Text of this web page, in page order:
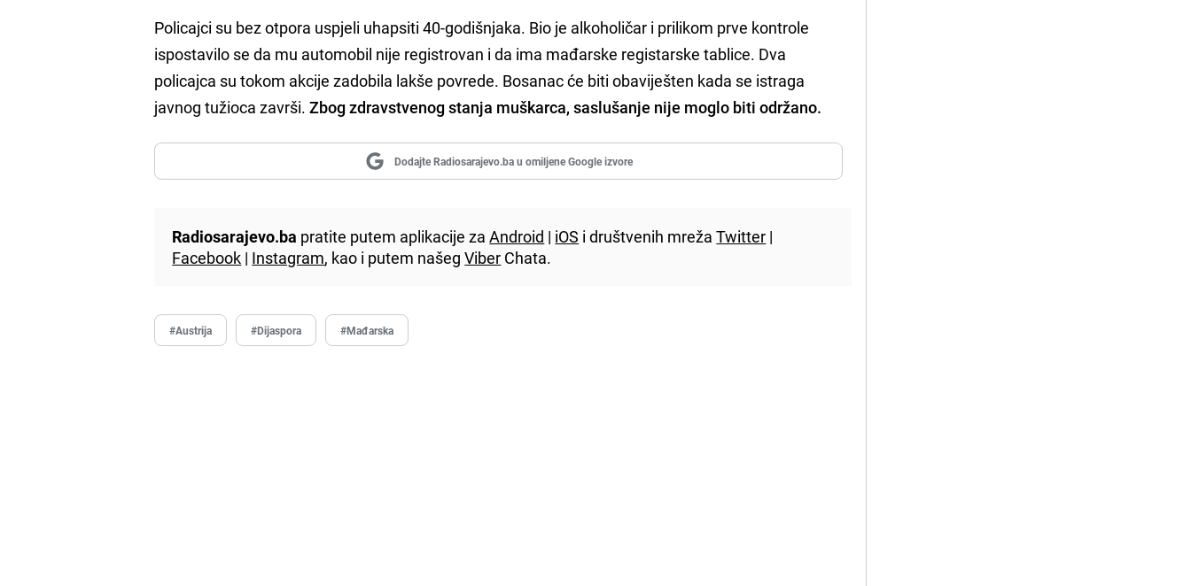
Policajci su bez otpora uspjeli uhapsiti 40-godišnjaka. Bio je alkoholičar i prilikom prve kontrole
ispostavilo se da mu automobil nije registrovan i da ima mađarske registarske tablice. Dva
policajca su tokom akcije zadobila lakše povrede. Bosanac će biti obaviješten kada se istraga
javnog tužioca završi.Zbog zdravstvenog stanja muškarca, saslušanje nije moglo biti održano.
Dodajte Radiosarajevo.ba u omiljene Google izvore
Radiosarajevo.ba pratite putem aplikacije zaAndroid | iOS i društvenih mrežaTwitter |
Facebook | Instagram, kao i putem našegViber Chata.
#Austrija #Dijaspora #Mađarska